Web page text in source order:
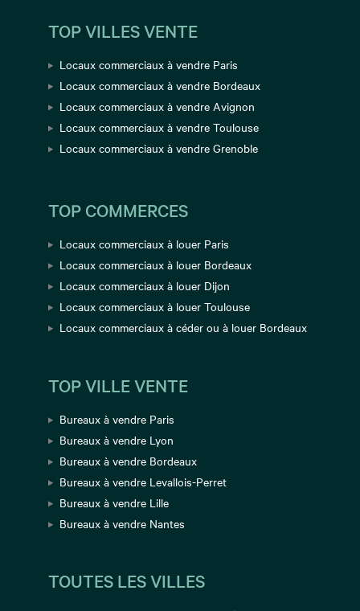
TOP VILLES VENTE
Locaux commerciaux à vendre Paris
Locaux commerciaux à vendre Bordeaux
Locaux commerciaux à vendre Avignon
Locaux commerciaux à vendre Toulouse
Locaux commerciaux à vendre Grenoble
TOP COMMERCES
Locaux commerciaux à louer Paris
Locaux commerciaux à louer Bordeaux
Locaux commerciaux à louer Dijon
Locaux commerciaux à louer Toulouse
Locaux commerciaux à céder ou à louer Bordeaux
TOP VILLE VENTE
Bureaux à vendre Paris
Bureaux à vendre Lyon
Bureaux à vendre Bordeaux
Bureaux à vendre Levallois-Perret
Bureaux à vendre Lille
Bureaux à vendre Nantes
TOUTES LES VILLES